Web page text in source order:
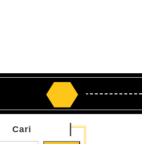
Search
for:
Cari